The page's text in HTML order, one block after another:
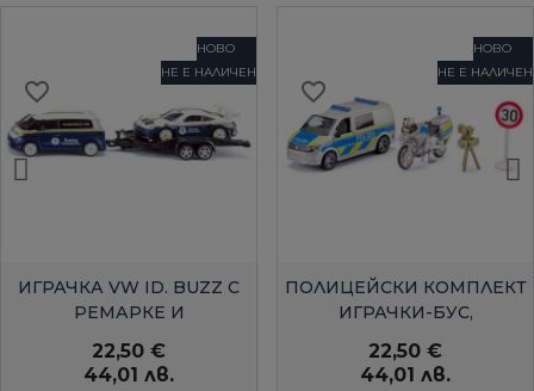
БЪРЗ ПРЕГЛЕД
НОВО
НЕ Е НАЛИЧЕН
ИГРАЧКА VW ID. BUZZ С
РЕМАРКЕ И
АВТОМОБИЛ...
22,50 €
44,01 лв.
favorite_border
БЪРЗ ПРЕГЛЕД
НОВО
НЕ Е НАЛИЧЕН
ПОЛИЦЕЙСКИ КОМПЛЕКТ
ИГРАЧКИ-БУС,
С...
22,50 €
44,01 лв.
favorite_border